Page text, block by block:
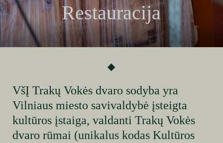
Restauracija
VšĮ Trakų Vokės dvaro sodyba yra
Vilniaus miesto savivaldybė įsteigta
kultūros įstaiga, valdanti Trakų Vokės
dvaro rūmai (unikalus kodas Kultūros